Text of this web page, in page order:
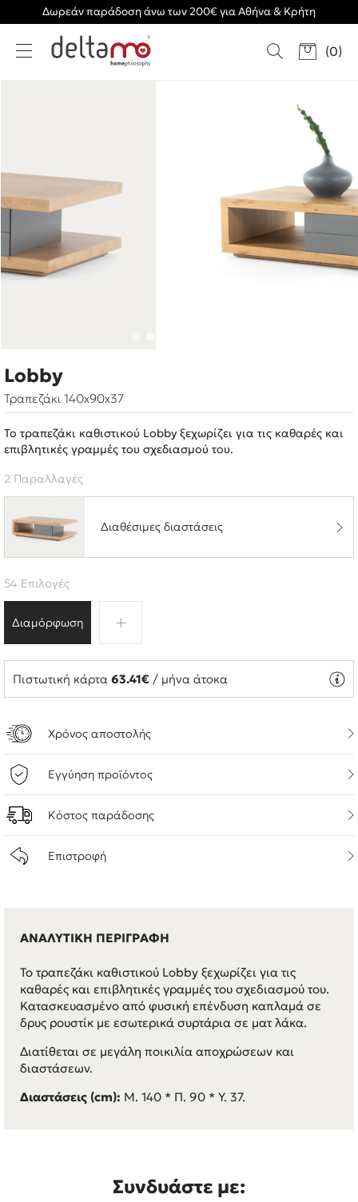
Δωρεάν παράδοση άνω των 200€ για Αθήνα & Κρήτη
(0)
Lobby
Τραπεζάκι 140x90x37
Το τραπεζάκι καθιστικού Lobby ξεχωρίζει για τις καθαρές και
επιβλητικές γραμμές του σχεδιασμού του.
2 Παραλλαγές
Διαθέσιμες διαστάσεις
Διαμόρφωση
54 Επιλογές
Πιστωτική κάρτα 63.41€ / μήνα άτοκα
Χρόνος αποστολής
Εγγύηση προϊόντος
Κόστος παράδοσης
Επιστροφή
ΑΝΑΛΥΤΙΚΗ ΠΕΡΙΓΡΑΦΗ
Το τραπεζάκι καθιστικού Lobby ξεχωρίζει για τις
καθαρές και επιβλητικές γραμμές του σχεδιασμού του.
Κατασκευασμένο από φυσική επένδυση καπλαμά σε
δρυς ρουστίκ με εσωτερικά συρτάρια σε ματ λάκα.
Διατίθεται σε μεγάλη ποικιλία αποχρώσεων και
διαστάσεων.
Διαστάσεις (cm): Μ. 140 * Π. 90 * Υ. 37.
Συνδυάστε με: